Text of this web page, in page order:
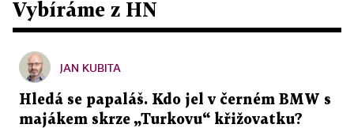
Vybíráme z HN
JAN KUBITA
Hledá se papaláš. Kdo jel v černém BMW s
majákem skrze „Turkovu“ křižovatku?